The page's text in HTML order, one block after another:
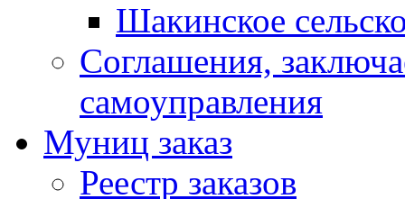
Шакинское
Соглашения,
самоуправления
Муниц заказ
Реестр заказов